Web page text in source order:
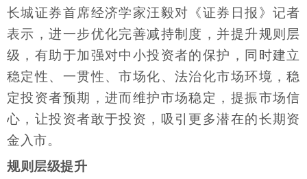
长城证券首席经济学家汪毅对《证券日报》记者
表示，进一步优化完善减持制度，并提升规则层
级，有助于加强对中小投资者的保护，同时建立
稳定性、一贯性、市场化、法治化市场环境，稳
定投资者预期，进而维护市场稳定，提振市场信
心，让投资者敢于投资，吸引更多潜在的长期资
金入市。
规则层级提升